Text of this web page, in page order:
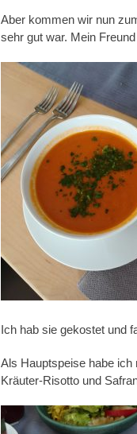
Aber kommen wir nun
sehr gut war. Mein
Ich hab sie gekostet und
Als Hauptspeise habe ich
Kräuter-Risotto und